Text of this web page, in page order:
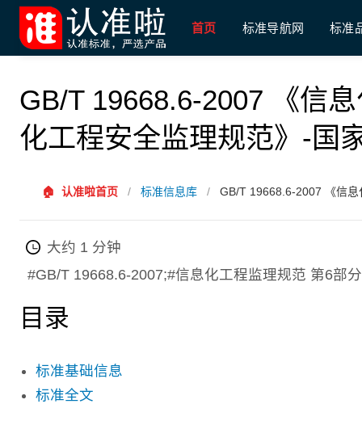
首页 标准导航网 标准
GB/T 19668.6-2007 《信
化工程安全监理规范》-国
🏠 认准啦首页 / 标准信息库 / GB/T 19668.6-2007 《信
大约 1 分钟
#GB/T 19668.6-2007;#信息化工程监理规范 第6部
目录
标准基础信息
标准全文